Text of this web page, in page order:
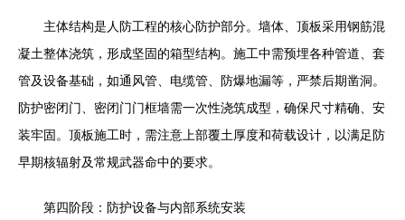
主体结构是人防工程的核心防护部分。墙体、顶板采用钢筋混
凝土整体浇筑，形成坚固的箱型结构。施工中需预埋各种管道、套
管及设备基础，如通风管、电缆管、防爆地漏等，严禁后期凿洞。
防护密闭门、密闭门门框墙需一次性浇筑成型，确保尺寸精确、安
装牢固。顶板施工时，需注意上部覆土厚度和荷载设计，以满足防
早期核辐射及常规武器命中的要求。
第四阶段：防护设备与内部系统安装